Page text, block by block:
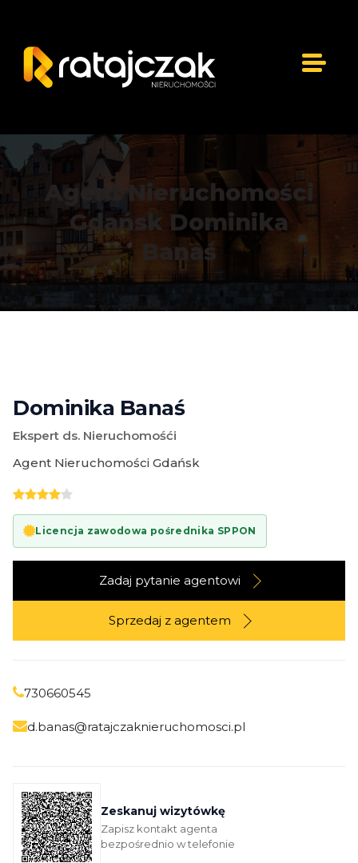
Agent Nieruchomości
Gdańsk Dominika
Banaś
Dominika Banaś
Ekspert ds. Nieruchomośći
Agent Nieruchomości Gdańsk
Licencja zawodowa pośrednika SPPON
Zadaj pytanie agentowi
Sprzedaj z agentem
730660545
d.banas@ratajczaknieruchomosci.pl
Zeskanuj wizytówkę
Zapisz kontakt agenta
bezpośrednio w telefonie